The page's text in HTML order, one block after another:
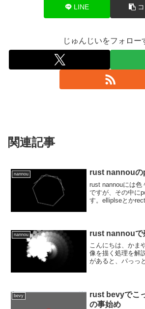
LINE
じゅんじいをフォロー
関連記事
nannou rust nannouの
rust nannouには色
ですが、その中に
す。elliplseとか
nannou rust nannouで
こんにちは、かま
像を描く処理を解
があると、パっっ
うと、描いたもの
bevy
rust bevyでこ
の事始め